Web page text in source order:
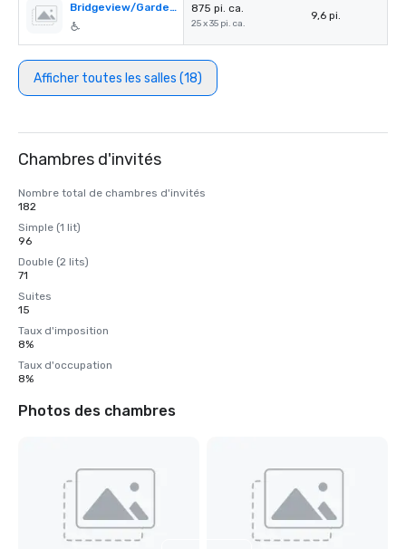
Bridgeview/Gardenview 875 pi. ca.
25 x 35 pi. ca.
9,6 pi.
Afficher toutes les salles (18)
Chambres d'invités
Nombre total de chambres d'invités
182
Simple (1 lit)
96
Double (2 lits)
71
Suites
15
Taux d'imposition
8%
Taux d'occupation
8%
Photos des chambres